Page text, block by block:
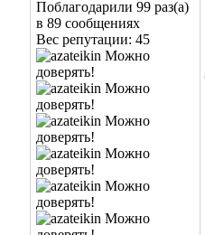
Поблагодарили 99 раз(а)
в 89 сообщениях
Вес репутации: 45